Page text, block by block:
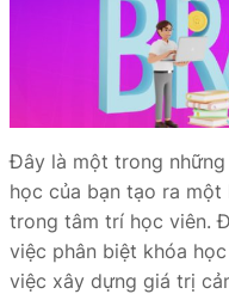
Đây là một trong
học của bạn tạo ra
trong tâm trí học viên.
việc phân biệt khóa
việc xây dựng giá trị